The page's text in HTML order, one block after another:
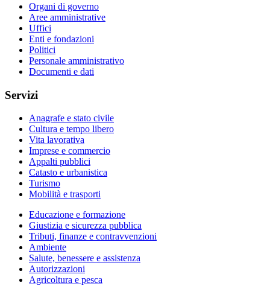
Organi di governo
Aree amministrative
Uffici
Enti e fondazioni
Politici
Personale amministrativo
Documenti e dati
Servizi
Anagrafe e stato civile
Cultura e tempo libero
Vita lavorativa
Imprese e commercio
Appalti pubblici
Catasto e urbanistica
Turismo
Mobilità e trasporti
Educazione e formazione
Giustizia e sicurezza pubblica
Tributi, finanze e contravvenzioni
Ambiente
Salute, benessere e assistenza
Autorizzazioni
Agricoltura e pesca